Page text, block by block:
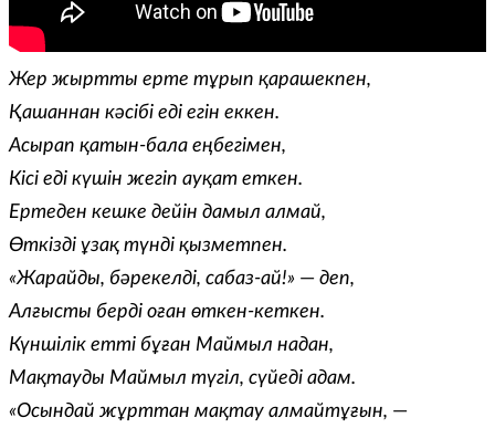
Жер жыртты ерте тұрып қарашекпен,
Қашаннан кәсібі еді егін еккен.
Асырап қатын-бала еңбегімен,
Кісі еді күшін жегіп ауқат еткен.
Ертеден кешке дейін дамыл алмай,
Өткізді ұзақ түнді қызметпен.
«Жарайды, бәрекелді, сабаз-ай!» — деп,
Алғысты берді оған өткен-кеткен.
Күншілік етті бұған Маймыл надан,
Мақтауды Маймыл түгіл, сүйеді адам.
«Осындай жұрттан мақтау алмайтұғын, —